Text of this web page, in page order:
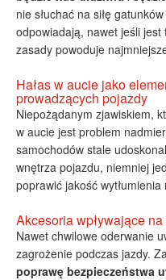
nie słuchać na siłę
odpowiadają, nawet jeśli
zasady powoduje
Hałas w aucie jako
prowadzących pojazdy
Niepożądanym zjawiskiem,
w aucie jest problem
samochodów stale
wnętrza pojazdu, niemniej
poprawić jakość wytłumienia
Akcesoria wpływające
Nawet chwilowe oderwanie
zagrożenie podczas jazdy. Za
poprawę bezpieczeństwa